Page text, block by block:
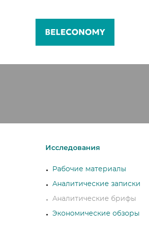
Исследования
Рабочие материалы
Аналитические записки
Аналитические брифы
Экономические обзоры